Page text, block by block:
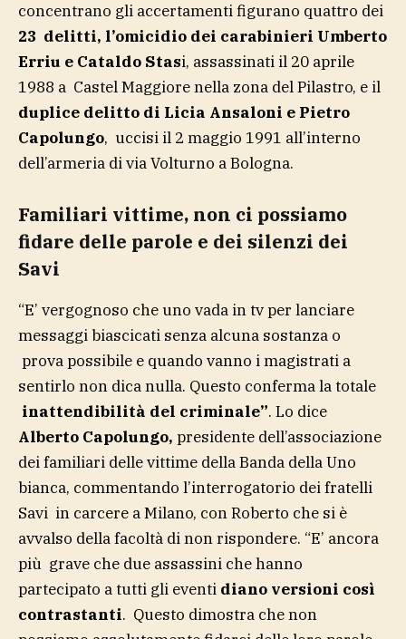
concentrano gli accertamenti figurano quattro dei
23 delitti, l’omicidio dei carabinieri Umberto
Erriu e Cataldo Stasi, assassinati il 20 aprile
1988 a Castel Maggiore nella zona del Pilastro, e il
duplice delitto di Licia Ansaloni e Pietro
Capolungo, uccisi il 2 maggio 1991 all’interno
dell’armeria di via Volturno a Bologna.
Familiari vittime, non ci possiamo
fidare delle parole e dei silenzi dei
Savi
“E’ vergognoso che uno vada in tv per lanciare
messaggi biascicati senza alcuna sostanza o
prova possibile e quando vanno i magistrati a
sentirlo non dica nulla. Questo conferma la totale
inattendibilità del criminale”. Lo dice
Alberto Capolungo, presidente dell’associazione
dei familiari delle vittime della Banda della Uno
bianca, commentando l’interrogatorio dei fratelli
Savi in carcere a Milano, con Roberto che si è
avvalso della facoltà di non rispondere. “E’ ancora
più grave che due assassini che hanno
partecipato a tutti gli eventi diano versioni così
contrastanti. Questo dimostra che non